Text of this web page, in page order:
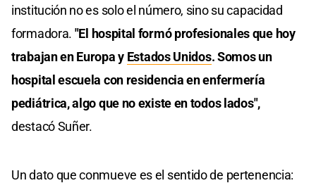
institución no es solo el número, sino su capacidad
formadora. "El hospital formó profesionales que hoy
trabajan en Europa y Estados Unidos. Somos un
hospital escuela con residencia en enfermería
pediátrica, algo que no existe en todos lados",
destacó Suñer.
Un dato que conmueve es el sentido de pertenencia: